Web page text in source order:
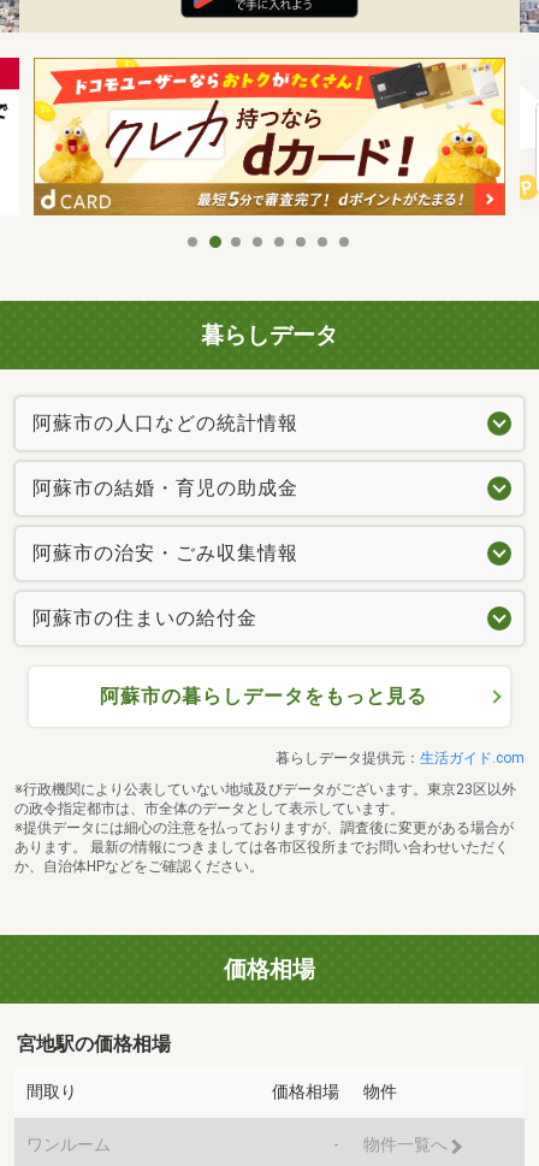
暮らしデータ
阿蘇市の人口などの統計情報
阿蘇市の結婚・育児の助成金
阿蘇市の治安・ごみ収集情報
阿蘇市の住まいの給付金
阿蘇市の暮らしデータをもっと見る
暮らしデータ提供元： 生活ガイド.com
※行政機関により公表していない地域及びデータがございます。東京23区以外
の政令指定都市は、市全体のデータとして表示しています。
※提供データには細心の注意を払っておりますが、調査後に変更がある場合が
あります。 最新の情報につきましては各市区役所までお問い合わせいただく
か、自治体HPなどをご確認ください。
価格相場
宮地駅の価格相場
間取り 価格相場 物件
ワンルーム - 物件一覧へ